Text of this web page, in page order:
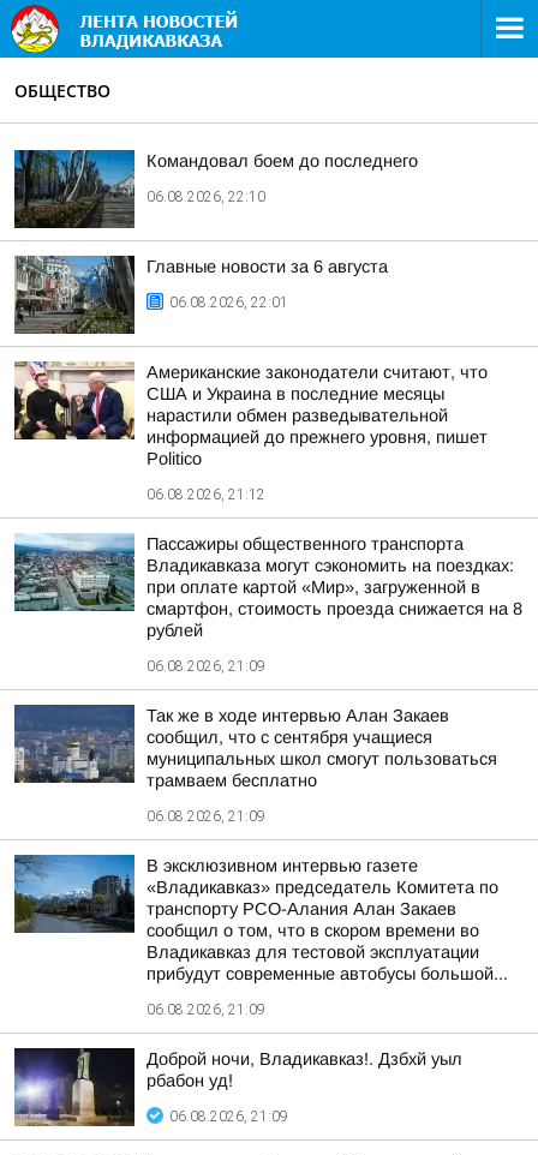
ОБЩЕСТВО
Командовал боем до последнего
06.08.2026, 22:10
Главные новости за 6 августа
06.08.2026, 22:01
Американские законодатели считают, что
США и Украина в последние месяцы
нарастили обмен разведывательной
информацией до прежнего уровня, пишет
Politico
06.08.2026, 21:12
Пассажиры общественного транспорта
Владикавказа могут сэкономить на поездках:
при оплате картой «Мир», загруженной в
смартфон, стоимость проезда снижается на 8
рублей
06.08.2026, 21:09
Так же в ходе интервью Алан Закаев
сообщил, что с сентября учащиеся
муниципальных школ смогут пользоваться
трамваем бесплатно
06.08.2026, 21:09
В эксклюзивном интервью газете
«Владикавказ» председатель Комитета по
транспорту РСО-Алания Алан Закаев
сообщил о том, что в скором времени во
Владикавказ для тестовой эксплуатации
прибудут современные автобусы большой...
06.08.2026, 21:09
Доброй ночи, Владикавказ!. Дзбхй уыл
рбабон уд!
06.08.2026, 21:09